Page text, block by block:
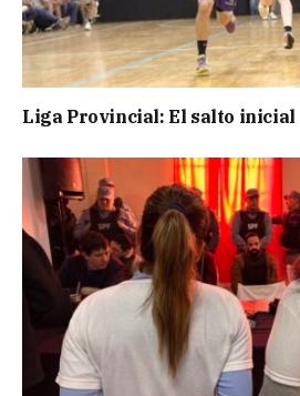
Liga Provincial: El salto inicial